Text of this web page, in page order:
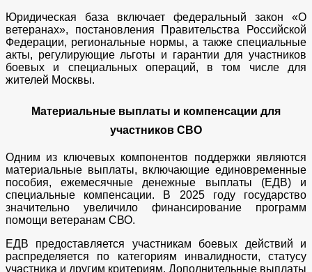
Юридическая база включает федеральный закон «О
ветеранах», постановления Правительства Российской
Федерации, региональные нормы, а также специальные
акты, регулирующие льготы и гарантии для участников
боевых и специальных операций, в том числе для
жителей Москвы.
Материальные выплаты и компенсации для
участников СВО
Одним из ключевых компонентов поддержки являются
материальные выплаты, включающие единовременные
пособия, ежемесячные денежные выплаты (ЕДВ) и
специальные компенсации. В 2025 году государство
значительно увеличило финансирование программ
помощи ветеранам СВО.
ЕДВ предоставляется участникам боевых действий и
распределяется по категориям инвалидности, статусу
участника и другим критериям. Дополнительные выплаты